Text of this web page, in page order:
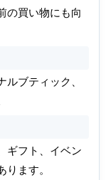
の買い物にも向
ブティック、
ギフト、イベン
ます。